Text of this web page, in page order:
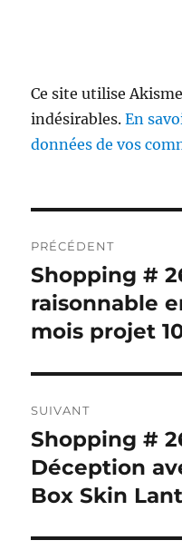
Ce site utilise
indésirables.En
données de vos
de
l’article
PRÉCÉDENT
Publication
précédente :
Shopping #
raisonnable
mois projet
SUIVANT
Publication
suivante :
Shopping #
Déception
Box Skin